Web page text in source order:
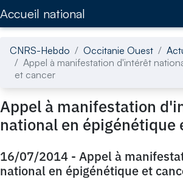
Accueil national
CNRS-Hebdo Occitanie Ouest
Appel à manifestation d'intérêt
et cancer
Appel à manifestation
national en épigénétique
16/07/2014 - Appel à
national en épigénétique et